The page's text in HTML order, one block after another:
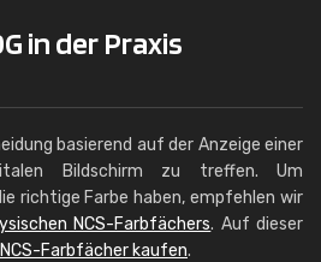
in der Praxis
basierend auf der Anzeige einer
Bildschirm zu treffen. Um
richtige Farbe haben, empfehlen wir
NCS-Farbfächers. Auf dieser
Farbfächer kaufen.